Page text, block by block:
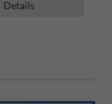
Details